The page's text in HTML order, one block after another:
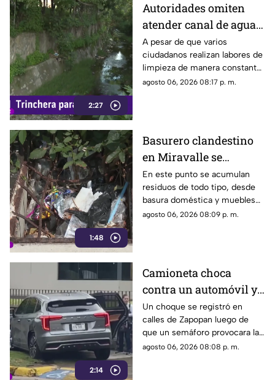
2:27
Autoridades omiten
atender canal de agua
contaminado en
Tonalá
A pesar de que varios
ciudadanos realizan labores de
limpieza de manera constante
en la zona, algunas personas
agosto 06, 2026 08:17 p. m.
1:48
Basurero clandestino
en Miravalle se
convierte en un foco de
infección por
acumulación de
residuos.
En este punto se acumulan
residuos de todo tipo, desde
basura doméstica y muebles
viejos hasta animales muertos,
condiciones insalubres del
lugar.
agosto 06, 2026 08:09 p. m.
2:14
Camioneta choca
contra un automóvil y
termina sobre la
banqueta
Un choque se registró en
calles de Zapopan luego de
que un semáforo provocara la
colisión entre dos vehículos.
agosto 06, 2026 08:08 p. m.